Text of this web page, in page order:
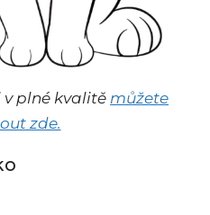
plné kvalitě můžete
zde.